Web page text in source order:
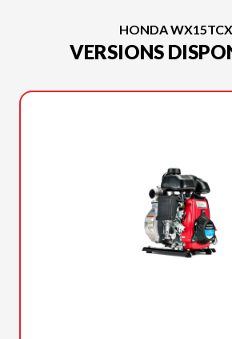
HONDA
VERSIONS